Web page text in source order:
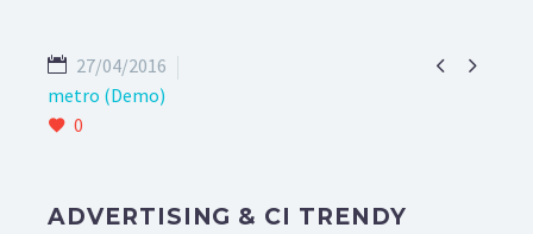
 
27/04/2016
metro (Demo)
0
ADVERTISING & CI TRENDY